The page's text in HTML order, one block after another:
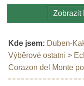
Zobrazit
Kde jsem: Duben-
Výběrové ostatní >
Corazon del Monte